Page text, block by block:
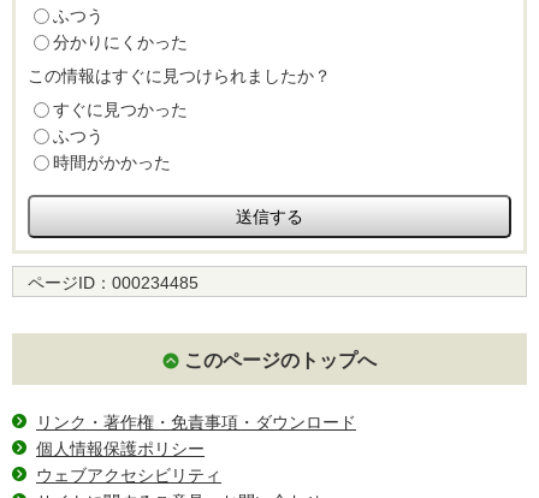
ふつう
分かりにくかった
この情報はすぐに見つけられましたか？
すぐに見つかった
ふつう
時間がかかった
ページID： 000234485
このページのトップへ
リンク・著作権・免責事項・ダウンロード
個人情報保護ポリシー
ウェブアクセシビリティ